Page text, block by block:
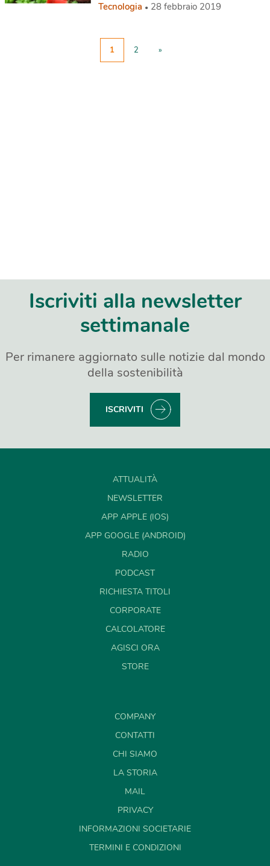
Tecnologia 28 febbraio 2019
1 2 »
Iscriviti alla newsletter
settimanale
Per rimanere aggiornato sulle notizie dal mondo
della sostenibilità
ISCRIVITI
ATTUALITÀ
NEWSLETTER
APP APPLE (IOS)
APP GOOGLE (ANDROID)
RADIO
PODCAST
RICHIESTA TITOLI
CORPORATE
CALCOLATORE
AGISCI ORA
STORE
COMPANY
CONTATTI
CHI SIAMO
LA STORIA
MAIL
PRIVACY
INFORMAZIONI SOCIETARIE
TERMINI E CONDIZIONI